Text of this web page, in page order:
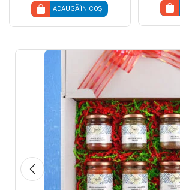
ADAUGĂ ÎN COȘ